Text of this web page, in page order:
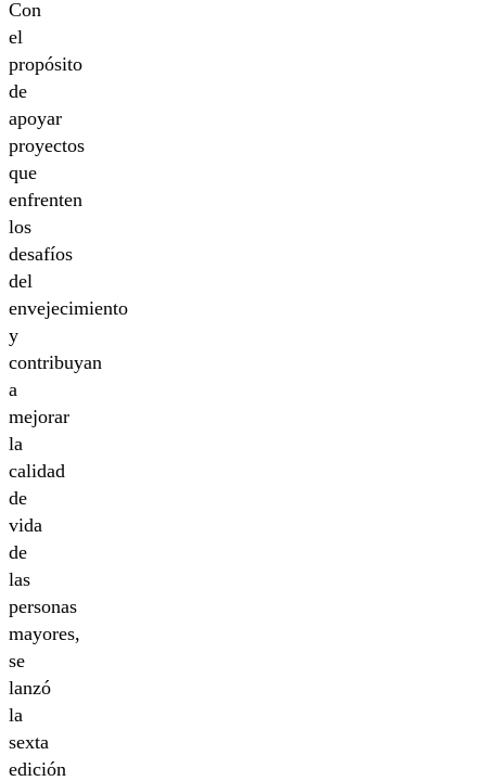
Con
el
propósito
de
apoyar
proyectos
que
enfrenten
los
desafíos
del
envejecimiento
y
contribuyan
a
mejorar
la
calidad
de
vida
de
las
personas
mayores,
se
lanzó
la
sexta
edición